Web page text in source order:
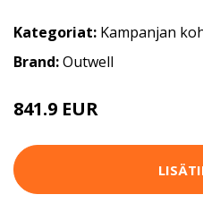
Kategoriat: Kampanjan
Brand:Outwell
841.9 EUR